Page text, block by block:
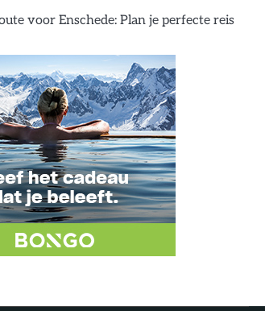
voor Enschede: Plan je perfecte reis